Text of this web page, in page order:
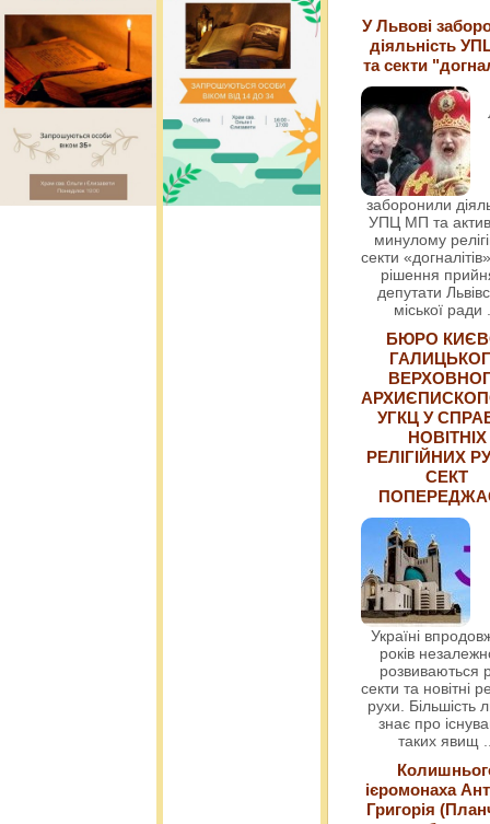
У Львові
діяльність
та секти
заборонили
УПЦ МП та
минулому
секти
рішення
депутати
міської ради
БЮРО
УГКЦ У
НОВІТНІХ
РЕЛІГІЙНИХ
СЕКТ
Україні
років
розвиваються
секти та новітні
рухи. Більшість
знає про
таких явищ
ієромонаха
Григорія